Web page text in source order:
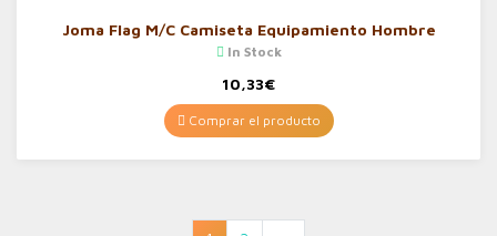
Joma Flag M/C Camiseta Equipamiento Hombre
In Stock
10,33€
Comprar el producto